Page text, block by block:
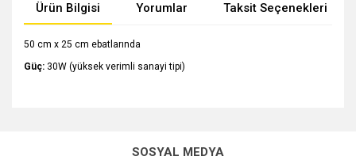
Ürün Bilgisi Yorumlar Taksit Seçenekleri
50 cm x 25 cm ebatlarında
Güç: 30W (yüksek verimli sanayi tipi)
kullanarak tarafımıza iletebilirsiniz.
SOSYAL MEDYA